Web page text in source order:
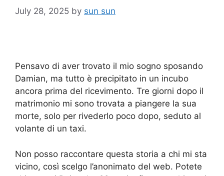
July 28, 2025 by sun sun
Pensavo di aver trovato il mio sogno sposando
Damian, ma tutto è precipitato in un incubo
ancora prima del ricevimento. Tre giorni dopo il
matrimonio mi sono trovata a piangere la sua
morte, solo per rivederlo poco dopo, seduto al
volante di un taxi.
Non posso raccontare questa storia a chi mi sta
vicino, così scelgo l’anonimato del web. Potete